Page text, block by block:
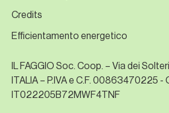
Credits
Efficientamento energetico
IL FAGGIO Soc. Coop. – Via dei
ITALIA – P.IVA e C.F. 00863470225 -
IT022205B72MWF4TNF